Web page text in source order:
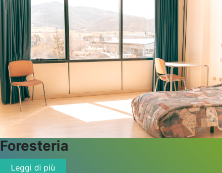
Foresteria
Leggi di più